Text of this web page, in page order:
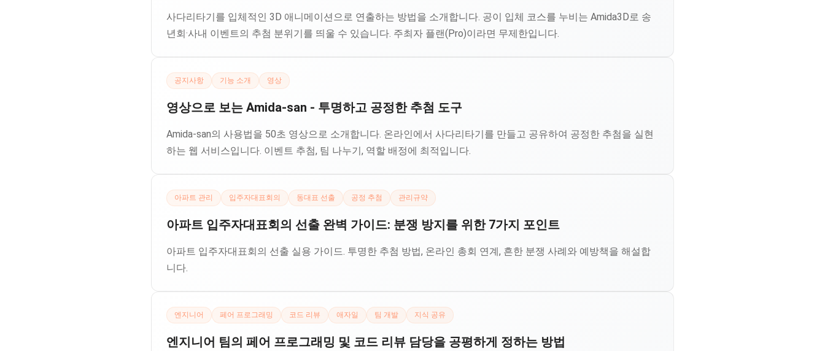
사다리타기를 입체적인 3D 애니메이션으로 연출하는 방법을 소개합니다. 공이 입체 코스를 누비는 Amida3D로 송
년회·사내 이벤트의 추첨 분위기를 띄울 수 있습니다. 주최자 플랜(Pro)이라면 무제한입니다.
공지사항 기능 소개 영상
영상으로 보는 Amida-san - 투명하고 공정한 추첨 도구
Amida-san의 사용법을 50초 영상으로 소개합니다. 온라인에서 사다리타기를 만들고 공유하여 공정한 추첨을 실현
하는 웹 서비스입니다. 이벤트 추첨, 팀 나누기, 역할 배정에 최적입니다.
아파트 관리 입주자대표회의 동대표 선출 공정 추첨 관리규약
아파트 입주자대표회의 선출 완벽 가이드: 분쟁 방지를 위한 7가지 포인트
아파트 입주자대표회의 선출 실용 가이드. 투명한 추첨 방법, 온라인 총회 연계, 흔한 분쟁 사례와 예방책을 해설합
니다.
엔지니어 페어 프로그래밍 코드 리뷰 애자일 팀 개발 지식 공유
엔지니어 팀의 페어 프로그래밍 및 코드 리뷰 담당을 공평하게 정하는 방법